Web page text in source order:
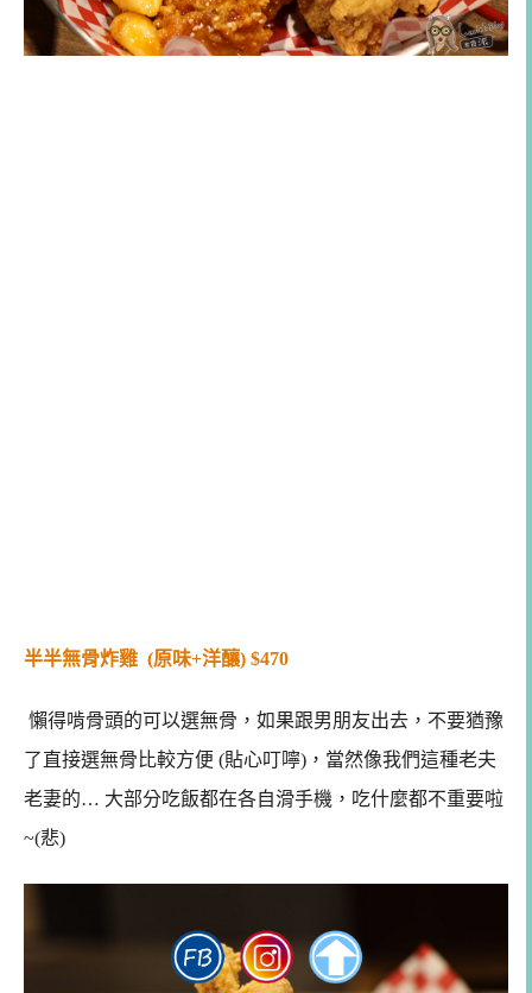
半半無骨炸雞 (原味+洋釀) $470
懶得啃骨頭的可以選無骨，如果跟男朋友出去，不要猶豫
了直接選無骨比較方便 (貼心叮嚀)，當然像我們這種老夫
老妻的… 大部分吃飯都在各自滑手機，吃什麼都不重要啦
~(悲)